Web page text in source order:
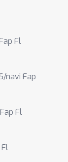
Fl
navi Fap
Fl
Fl